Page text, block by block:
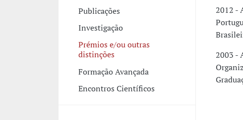
Publicações
Investigação
Prémios e/ou outras
distinções
Formação Avançada
Encontros Científicos
2012 -
2003 -